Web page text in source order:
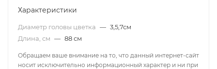
Характеристики
Диаметр головы цветка — 3,5,7см
Длина, см — 88 см
Обращаем ваше внимание на то, что данный интернет-сайт
носит исключительно информационный характер и ни при